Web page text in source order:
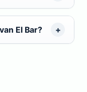
El Bar?